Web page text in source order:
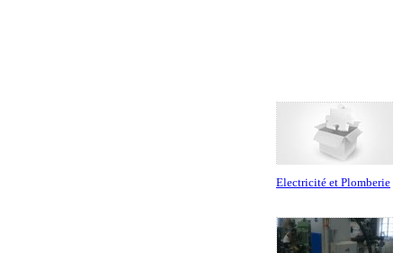
Electricité et Plomberie